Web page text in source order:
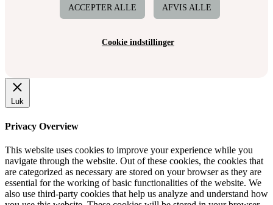
ACCEPTER ALLE AFVIS ALLE
Cookie indstillinger
Luk
Privacy Overview
This website uses cookies to improve your experience while you
navigate through the website. Out of these cookies, the cookies that
are categorized as necessary are stored on your browser as they are
essential for the working of basic functionalities of the website. We
also use third-party cookies that help us analyze and understand how